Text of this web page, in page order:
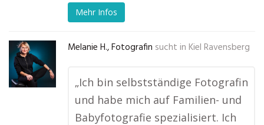
Mehr Infos
Melanie H., Fotografin sucht in Kiel Ravensberg
„Ich bin selbstständige Fotografin
und habe mich auf Familien- und
Babyfotografie spezialisiert. Ich